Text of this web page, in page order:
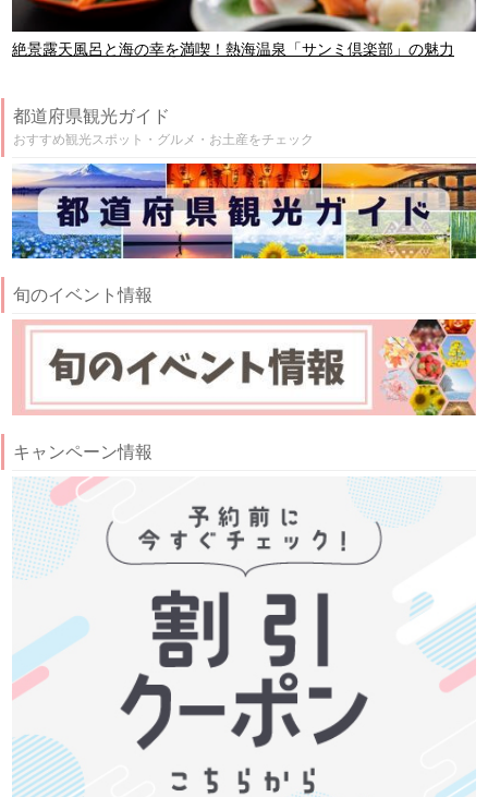
絶景露天風呂と海の幸を満喫！熱海温泉「サンミ倶楽部」の魅力
都道府県観光ガイド
おすすめ観光スポット・グルメ・お土産をチェック
旬のイベント情報
キャンペーン情報